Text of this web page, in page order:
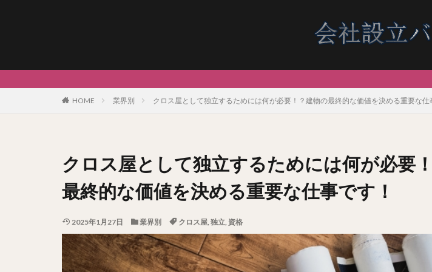
24時間お問合
HOME 業界別 クロス屋として独立するためには何が必要！？建物の最終的な価値を決める重要な仕
クロス屋として独立するためには何が必要
最終的な価値を決める重要な仕事です！
2025年1月27日 業界別 クロス屋, 独立, 資格